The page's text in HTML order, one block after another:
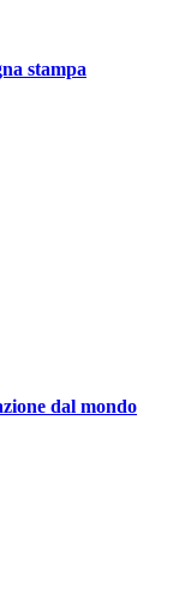
stampa
dal mondo